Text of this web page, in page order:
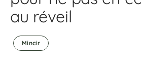
au réveil
Mincir